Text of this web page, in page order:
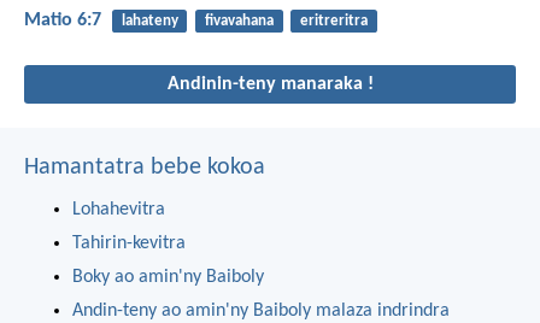
Matio 6:7 lahateny fivavahana eritreritra
Andinin-teny manaraka !
Hamantatra bebe kokoa
Lohahevitra
Tahirin-kevitra
Boky ao amin'ny Baiboly
Andin-teny ao amin'ny Baiboly malaza indrindra